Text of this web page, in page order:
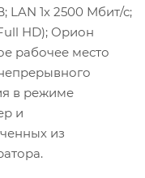
LAN 1х 2500 Мбит/с;
HD); Орион
рабочее место
в режиме
и
из